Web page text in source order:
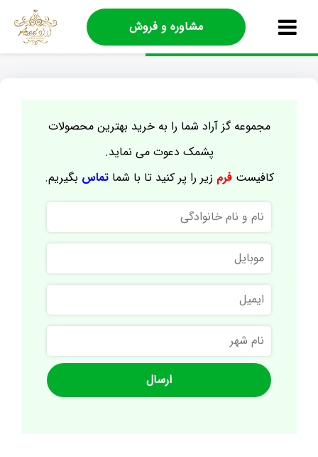
مشاوره و فروش
مجموعه گز آراد شما را به خرید بهترین محصولات
پشمک دعوت می نماید.
کافیستفرم زیر را پر کنید تا با شماتماس بگیریم.
نام
و
نام
خانوادگی
موبایل
ایمیل
نام
شهر